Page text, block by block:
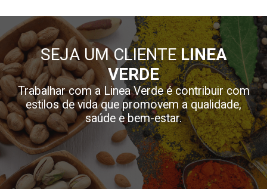
SEJA UM CLIENTELINEA
VERDE
Trabalhar com a Linea Verde é contribuir com
estilos de vida que promovem a qualidade,
saúde e bem-estar.